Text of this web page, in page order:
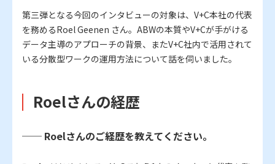
第三弾となる今回のインタビューの対象は、V+C本社の代表
を務めるRoel Geenen さん。ABWの本質やV+Cが手がける
データ主導のアプローチの背景、またV+C社内で活用されて
いる分散型ワークの運用方法について話を伺いました。
Roelさんの経歴
── Roelさんのご経歴を教えてください。